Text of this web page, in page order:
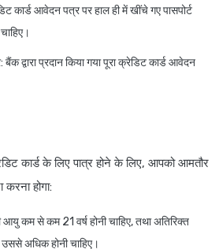
कार्ड आवेदन पत्र पर हाल ही में खींचे गए पासपोर्ट
: बैंक द्वारा प्रदान किया गया पूरा क्रेडिट कार्ड आवेदन
कार्ड के लिए पात्र होने के लिए, आपको आमतौर
करना होगा:
आयु कम से कम 21 वर्ष होनी चाहिए, तथा अतिरिक्त
अधिक होनी चाहिए।